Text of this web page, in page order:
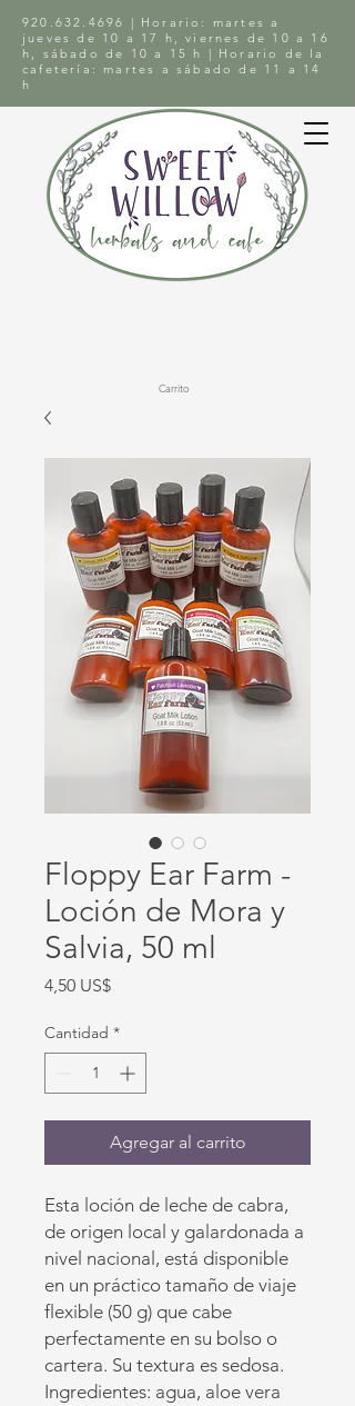
920.632.4696
| Horario: martes a
jueves de 10 a 17 h, viernes de 10 a 16
h, sábado de 10 a 15 h | Horario de la
cafetería: martes a sábado de 11 a 14
h
Carrito
Floppy Ear Farm -
Loción de Mora y
Salvia, 50 ml
4,50 US$Precio
Cantidad *
Agregar al carrito
Esta loción de leche de cabra,
de origen local y galardonada a
nivel nacional, está disponible
en un práctico tamaño de viaje
flexible (50 g) que cabe
perfectamente en su bolso o
cartera. Su textura es sedosa.
Ingredientes: agua, aloe vera